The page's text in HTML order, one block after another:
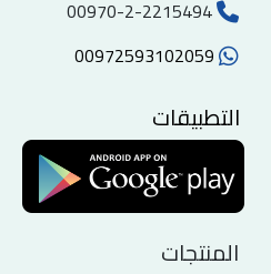
التطبيقات
المنتجات